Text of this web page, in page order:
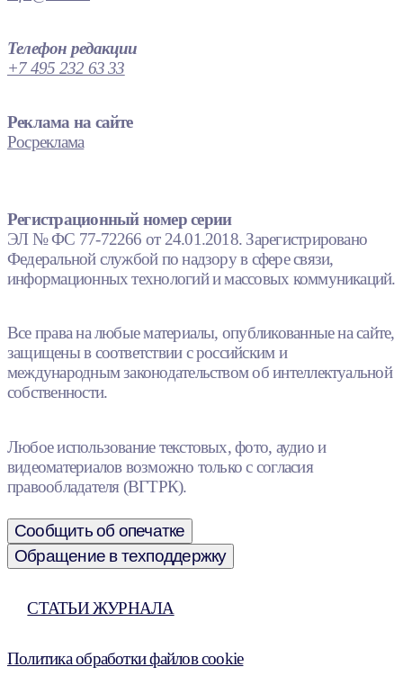
Телефон редакции
+7 495 232 63 33
Реклама на сайте
Росреклама
Регистрационный номер серии
ЭЛ № ФС 77-72266 от 24.01.2018. Зарегистрировано
Федеральной службой по надзору в сфере связи,
информационных технологий и массовых коммуникаций.
Все права на любые материалы, опубликованные на сайте,
защищены в соответствии с российским и
международным законодательством об интеллектуальной
собственности.
Любое использование текстовых, фото, аудио и
видеоматериалов возможно только с согласия
правообладателя (ВГТРК).
Сообщить об опечатке
Обращение в техподдержку
СТАТЬИ ЖУРНАЛА
Политика обработки файлов cookie